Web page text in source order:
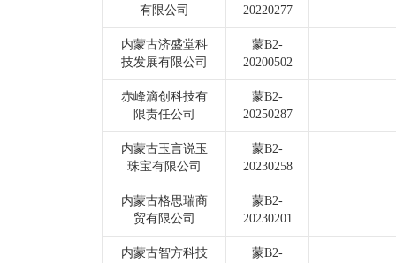
有限公司
20220277
内蒙古济盛堂科
技发展有限公司
蒙B2-
20200502
赤峰滴创科技有
限责任公司
蒙B2-
20250287
内蒙古玉言说玉
珠宝有限公司
蒙B2-
20230258
内蒙古格思瑞商
贸有限公司
蒙B2-
20230201
内蒙古智方科技
蒙B2-